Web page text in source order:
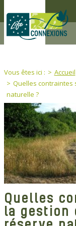
You are here:
Vous êtes ici : Accueil
Quelles contraintes
naturelle ?
Quelles
la gestion